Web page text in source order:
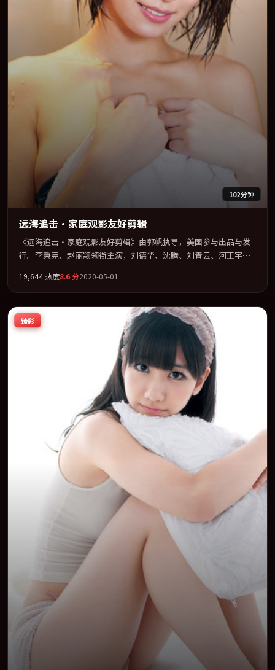
102分钟
远海追击·家庭观影友好剪辑
《远海追击·家庭观影友好剪辑》由郭帆执导，美国参与出品与发
行。李秉宪、赵丽颖领衔主演，刘德华、沈腾、刘青云、河正宇联
「惊悚」类型为骨架，在叙事、表演与视听上力求统一。定于
2020-11-17 在内地院线及主流平台同步亮相，2020 年度话题片中口
碑稳健，适合喜欢强情节与人物弧光的观众完整观看。
19,644热度8.6分2020-05-01
臻彩